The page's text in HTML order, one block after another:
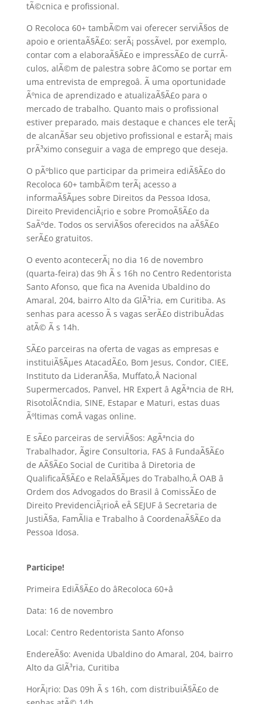
tÃ©cnica e profissional.
O Recoloca 60+ tambÃ©m vai oferecer serviÃ§os de
apoio e orientaÃ§Ã£o: serÃ¡ possÃ­vel, por exemplo,
contar com a elaboraÃ§Ã£o e impressÃ£o de currÃ­
culos, alÃ©m de palestra sobre âComo se portar em
uma entrevista de empregoâ. Ã uma oportunidade
Ãºnica de aprendizado e atualizaÃ§Ã£o para o
mercado de trabalho. Quanto mais o profissional
estiver preparado, mais destaque e chances ele terÃ¡
de alcanÃ§ar seu objetivo profissional e estarÃ¡ mais
prÃ³ximo conseguir a vaga de emprego que deseja.
O pÃºblico que participar da primeira ediÃ§Ã£o do
Recoloca 60+ tambÃ©m terÃ¡ acesso a
informaÃ§Ãµes sobre Direitos da Pessoa Idosa,
Direito PrevidenciÃ¡rio e sobre PromoÃ§Ã£o da
SaÃºde. Todos os serviÃ§os oferecidos na aÃ§Ã£o
serÃ£o gratuitos.
O evento acontecerÃ¡ no dia 16 de novembro
(quarta-feira) das 9h Ã s 16h no Centro Redentorista
Santo Afonso, que fica na Avenida Ubaldino do
Amaral, 204, bairro Alto da GlÃ³ria, em Curitiba. As
senhas para acesso Ã s vagas serÃ£o distribuÃ­das
atÃ© Ã s 14h.
SÃ£o parceiras na oferta de vagas as empresas e
instituiÃ§Ãµes AtacadÃ£o, Bom Jesus, Condor, CIEE,
Instituto da LideranÃ§a, Muffato,Â Nacional
Supermercados, Panvel, HR Expert â AgÃªncia de RH,
RisotolÃ¢ndia, SINE, Estapar e Maturi, estas duas
Ãºltimas comÂ vagas online.
E sÃ£o parceiras de serviÃ§os: AgÃªncia do
Trabalhador, Ãgire Consultoria, FAS â FundaÃ§Ã£o
de AÃ§Ã£o Social de Curitiba â Diretoria de
QualificaÃ§Ã£o e RelaÃ§Ãµes do Trabalho,Â OAB â
Ordem dos Advogados do Brasil â ComissÃ£o de
Direito PrevidenciÃ¡rioÂ eÂ SEJUF â Secretaria de
JustiÃ§a, FamÃ­lia e Trabalho â CoordenaÃ§Ã£o da
Pessoa Idosa.
Participe!
Primeira EdiÃ§Ã£o do âRecoloca 60+â
Data: 16 de novembro
Local: Centro Redentorista Santo Afonso
EndereÃ§o: Avenida Ubaldino do Amaral, 204, bairro
Alto da GlÃ³ria, Curitiba
HorÃ¡rio: Das 09h Ã s 16h, com distribuiÃ§Ã£o de